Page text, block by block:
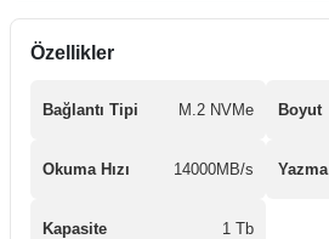
Özellikler
Bağlantı Tipi M.2 NVMe Boyut
Okuma Hızı 14000MB/s Yazma
Kapasite 1 Tb